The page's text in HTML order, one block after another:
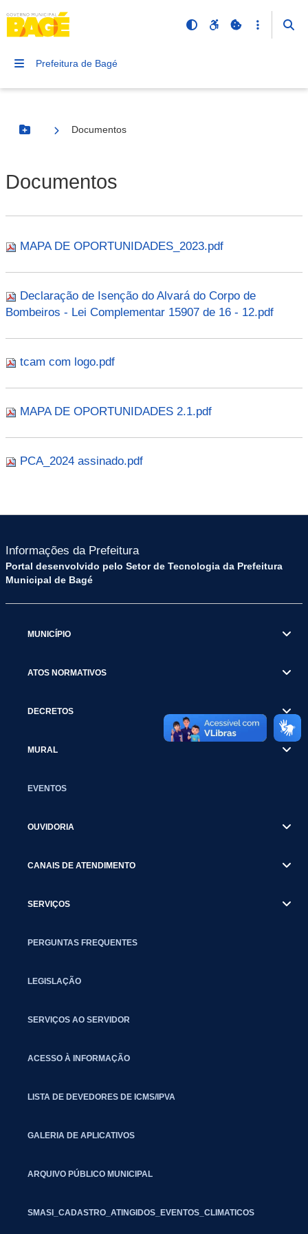
Prefeitura de Bagé
Botão Menu
Documentos
Documentos
MAPA DE OPORTUNIDADES_2023.pdf
Declaração de Isenção do Alvará do Corpo de
Bombeiros - Lei Complementar 15907 de 16 - 12.pdf
tcam com logo.pdf
MAPA DE OPORTUNIDADES 2.1.pdf
PCA_2024 assinado.pdf
Informações da Prefeitura
Portal desenvolvido pelo Setor de Tecnologia da Prefeitura
Municipal de Bagé
MUNICÍPIO
ATOS NORMATIVOS
DECRETOS
MURAL
EVENTOS
OUVIDORIA
CANAIS DE ATENDIMENTO
SERVIÇOS
PERGUNTAS FREQUENTES
LEGISLAÇÃO
SERVIÇOS AO SERVIDOR
ACESSO À INFORMAÇÃO
LISTA DE DEVEDORES DE ICMS/IPVA
GALERIA DE APLICATIVOS
ARQUIVO PÚBLICO MUNICIPAL
SMASI_CADASTRO_ATINGIDOS_EVENTOS_CLIMATICOS